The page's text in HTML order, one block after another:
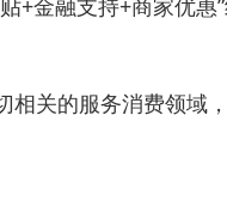
相关的服务消费领